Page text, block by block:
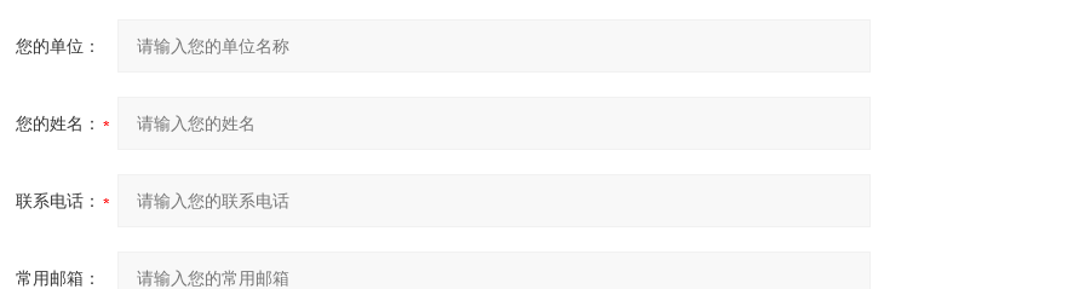
您的单位：
您的姓名：
联系电话：
常用邮箱：